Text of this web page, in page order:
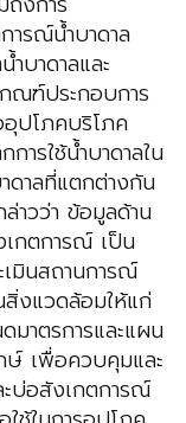
รณ์น้ำบาดาล
บาดาลและ
ณฑ์ประกอบการ
อุปโภคบริโภค
ารใช้น้ำบาดาลใน
ดาลที่แตกต่างกัน
าวว่า ข้อมูลด้าน
กตการณ์ เป็น
มินสถานการณ์
สิ่งแวดล้อมให้แก่
มาตรการและแผน
ษ์ เพื่อควบคุมและ
บ่อสังเกตการณ์